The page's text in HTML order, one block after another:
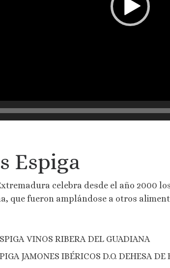
Espiga
celebra desde el año 2000
que fueron amplándose a otros
VINOS RIBERA DEL GUADIANA
JAMONES IBÉRICOS D.O. DEHESA